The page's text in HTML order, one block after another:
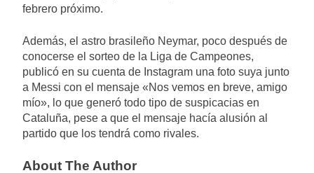
febrero próximo.
Además, el astro brasileño Neymar, poco después de
conocerse el sorteo de la Liga de Campeones,
publicó en su cuenta de Instagram una foto suya junto
a Messi con el mensaje «Nos vemos en breve, amigo
mío», lo que generó todo tipo de suspicacias en
Cataluña, pese a que el mensaje hacía alusión al
partido que los tendrá como rivales.
About The Author